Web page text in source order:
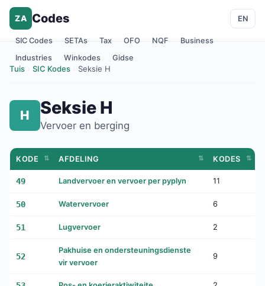
ZA Codes
SIC Codes SETAs Tax OFO NQF
Business
Industries
Winkodes Gidse
EN
Tuis SIC Kodes Seksie H
H Seksie H
Vervoer en berging
KODE AFDELING KODES
49 Landvervoer en vervoer per pyplyn 11
50 Watervervoer 6
51 Lugvervoer 2
52
Pakhuise en ondersteuningsdienste
vir vervoer
9